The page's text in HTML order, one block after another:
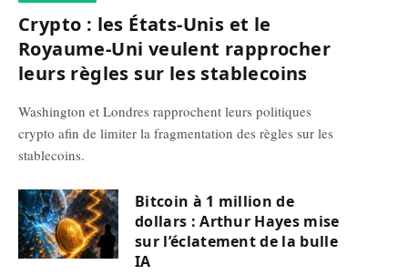
Crypto : les États-Unis et le
Royaume-Uni veulent rapprocher
leurs règles sur les stablecoins
Washington et Londres rapprochent leurs politiques
crypto afin de limiter la fragmentation des règles sur les
stablecoins.
Bitcoin à 1 million de
dollars : Arthur Hayes mise
sur l’éclatement de la bulle
IA